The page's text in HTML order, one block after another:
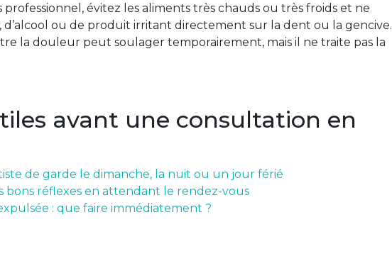
évitez les aliments très chauds ou très froids et ne
d’alcool ou de produit irritant directement sur la dent ou la gencive.
la douleur peut soulager temporairement, mais il ne traite pas la
avant une consultation en
de garde le dimanche, la nuit ou un jour férié
bons réflexes en attendant le rendez-vous
: que faire immédiatement ?